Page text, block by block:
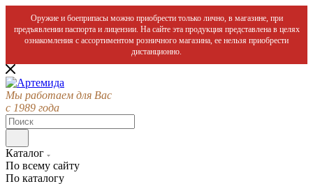
Оружие и боеприпасы можно приобрести только лично, в магазине, при
предъявлении паспорта и лицензии. На сайте эта продукция представлена в целях
ознакомления с ассортиментом розничного магазина, ее нельзя приобрести
дистанционно.
Мы работаем для Вас
с 1989 года
Каталог
По всему сайту
По каталогу